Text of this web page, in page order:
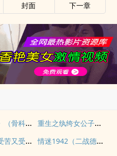
封面 下一章
《玉壶传》（骨科）（兄妹）（np）
重生之纨绔女公子（NPH）
姜赞容她受苦又受难（NPH） 情迷1942（二战德国）